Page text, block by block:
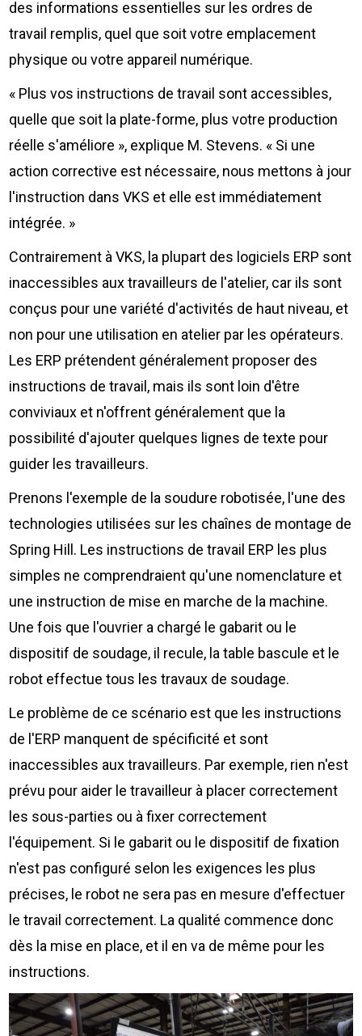
des informations essentielles sur les ordres de
travail remplis, quel que soit votre emplacement
physique ou votre appareil numérique.
« Plus vos instructions de travail sont accessibles,
quelle que soit la plate-forme, plus votre production
réelle s'améliore », explique M. Stevens. « Si une
action corrective est nécessaire, nous mettons à jour
l'instruction dans VKS et elle est immédiatement
intégrée. »
Contrairement à VKS, la plupart des logiciels ERP sont
inaccessibles aux travailleurs de l'atelier, car ils sont
conçus pour une variété d'activités de haut niveau, et
non pour une utilisation en atelier par les opérateurs.
Les ERP prétendent généralement proposer des
instructions de travail, mais ils sont loin d'être
conviviaux et n'offrent généralement que la
possibilité d'ajouter quelques lignes de texte pour
guider les travailleurs.
Prenons l'exemple de la soudure robotisée, l'une des
technologies utilisées sur les chaînes de montage de
Spring Hill. Les instructions de travail ERP les plus
simples ne comprendraient qu'une nomenclature et
une instruction de mise en marche de la machine.
Une fois que l'ouvrier a chargé le gabarit ou le
dispositif de soudage, il recule, la table bascule et le
robot effectue tous les travaux de soudage.
Le problème de ce scénario est que les instructions
de l'ERP manquent de spécificité et sont
inaccessibles aux travailleurs. Par exemple, rien n'est
prévu pour aider le travailleur à placer correctement
les sous-parties ou à fixer correctement
l'équipement. Si le gabarit ou le dispositif de fixation
n'est pas configuré selon les exigences les plus
précises, le robot ne sera pas en mesure d'effectuer
le travail correctement. La qualité commence donc
dès la mise en place, et il en va de même pour les
instructions.